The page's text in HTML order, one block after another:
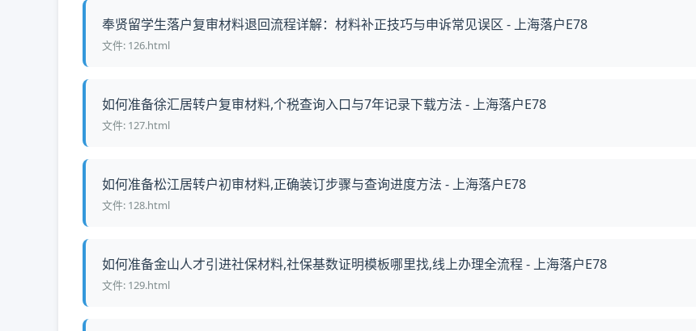
奉贤留学生落户复审材料退回流程详解：材料补正技巧与申诉常见误区 - 上海落户E78
文件: 126.html
如何准备徐汇居转户复审材料,个税查询入口与7年记录下载方法 - 上海落户E78
文件: 127.html
如何准备松江居转户初审材料,正确装订步骤与查询进度方法 - 上海落户E78
文件: 128.html
如何准备金山人才引进社保材料,社保基数证明模板哪里找,线上办理全流程 - 上海落户E78
文件: 129.html